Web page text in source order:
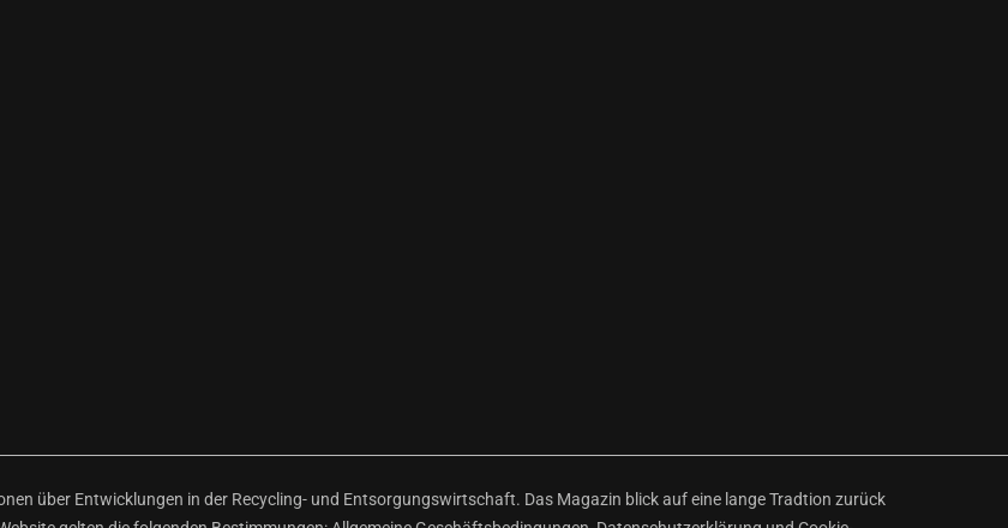
über Entwicklungen in der Recycling- und Entsorgungswirtschaft. Das Magazin blick auf eine lange Tradtion zurück